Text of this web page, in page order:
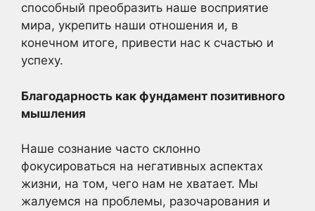
способный преобразить наше восприятие
мира, укрепить наши отношения и, в
конечном итоге, привести нас к счастью и
успеху.
Благодарность как фундамент позитивного
мышления
Наше сознание часто склонно
фокусироваться на негативных аспектах
жизни, на том, чего нам не хватает. Мы
жалуемся на проблемы, разочарования и